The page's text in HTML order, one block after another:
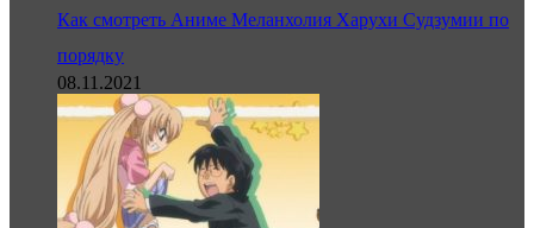
Как смотреть Аниме Меланхолия Харухи Судзумии по
порядку
08.11.2021